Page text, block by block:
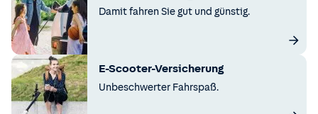
Damit fahren Sie gut und günstig.
E-Scooter-Versicherung
Unbeschwerter Fahrspaß.